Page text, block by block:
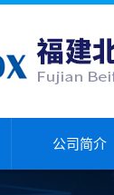
公司简介